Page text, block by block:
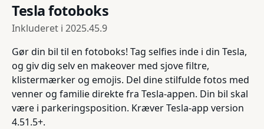
Tesla fotoboks
Inkluderet i 2025.45.9
Gør din bil til en fotoboks! Tag selfies inde i din Tesla,
og giv dig selv en makeover med sjove filtre,
klistermærker og emojis. Del dine stilfulde fotos med
venner og familie direkte fra Tesla-appen. Din bil skal
være i parkeringsposition. Kræver Tesla-app version
4.51.5+.